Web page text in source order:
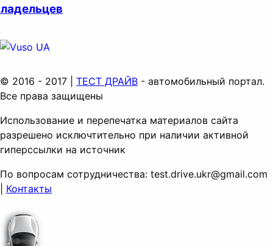
© 2016 - 2017 | ТЕСТ ДРАЙВ - автомобильный портал.
Все права защищены
Использование и перепечатка материалов сайта
разрешено исключтительно при наличии активной
гиперссылки на источник
По вопросам сотрудничества: test.drive.ukr@gmail.com
Контакты